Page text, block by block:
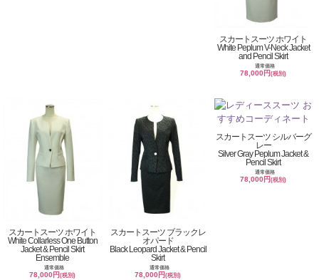
スカートスーツ ホワイト
White Peplum V-Neck Jacket
and Pencil Skirt
通常価格
78,000円(税別)
スカートスーツ ホワイト
White Collarless One Button
Jacket & Pencil Skirt
Ensemble
通常価格
78,000円(税別)
スカートスーツ ブラックレ
オパード
Black Leopard Jacket & Pencil
Skirt
通常価格
78,000円(税別)
スカートスーツ シルバーグ
レー
Silver Gray Peplum Jacket &
Pencil Skirt
通常価格
78,000円(税別)